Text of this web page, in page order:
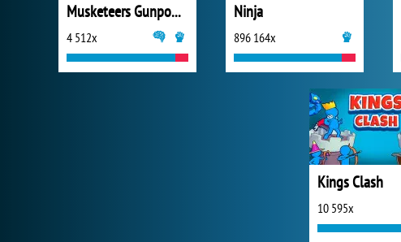
Musketeers Gunpowder vs Steel
4 512x
Ninja
896 164x
Kings Clash
10 595x